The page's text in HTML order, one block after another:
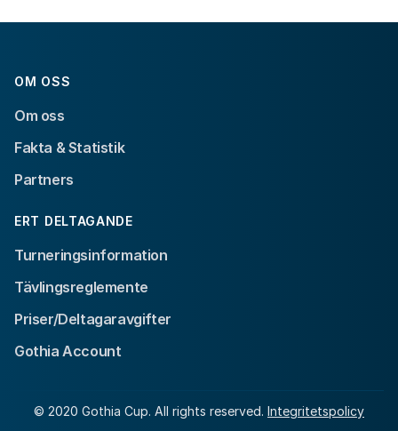
OM OSS
Om oss
Fakta & Statistik
Partners
ERT DELTAGANDE
Turneringsinformation
Tävlingsreglemente
Priser/Deltagaravgifter
Gothia Account
© 2020 Gothia Cup. All rights reserved. Integritetspolicy